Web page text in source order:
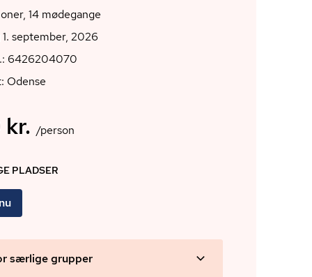
14 mødegange
september, 2026
6426204070
Odense
kr. /person
PLADSER
særlige grupper